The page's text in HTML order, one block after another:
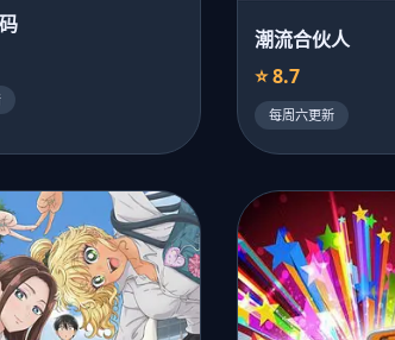
潮流合伙人
⭐ 8.7
每周六更新